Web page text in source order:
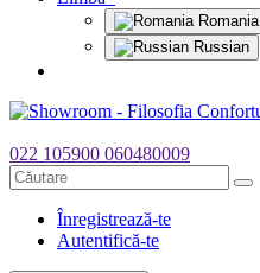
Romania
Russian
022 105900 060480009
Înregistrează-te
Autentifică-te